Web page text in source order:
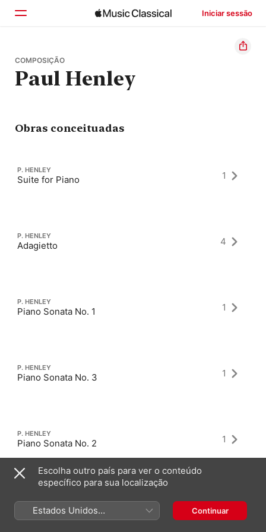
Iniciar sessão
Início
Explorar
COMPOSIÇÃO
Paul Henley
Obras conceituadas
P. HENLEY
Suite for Piano 1
P. HENLEY
Adagietto 4
P. HENLEY
Piano Sonata No. 1 1
P. HENLEY
Piano Sonata No. 3 1
P. HENLEY
Piano Sonata No. 2 1
Escolha outro país para ver o conteúdo
específico para sua localização
Estados Unidos
(Português Brasil)
Continuar